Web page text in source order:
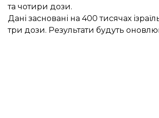
та чотири дози.
Дані засновані на 400 тисячах
три дози. Результати будуть